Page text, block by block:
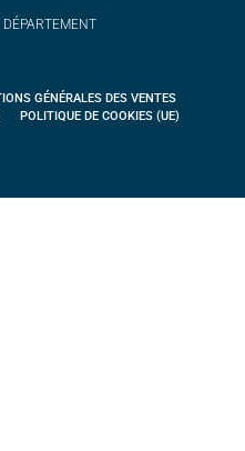
DÉPARTEMENT
GÉNÉRALES DES VENTES
POLITIQUE DE COOKIES (UE)